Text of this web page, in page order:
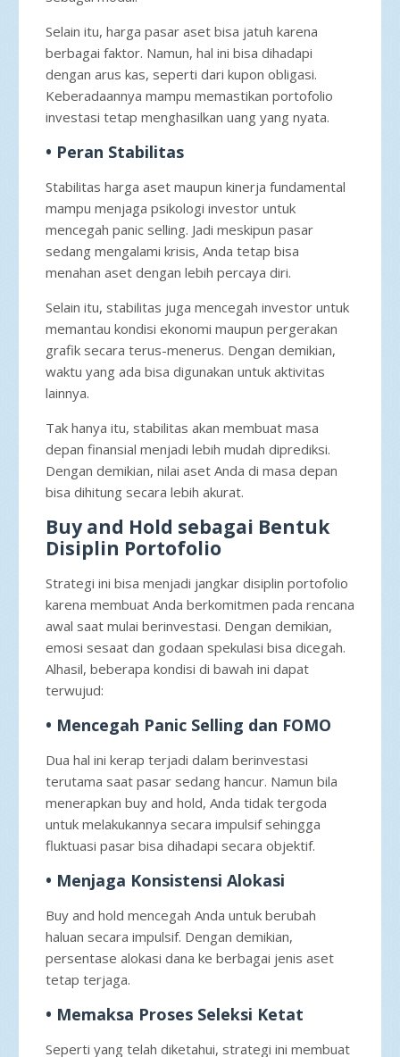
Selain itu, harga pasar aset bisa jatuh karena
berbagai faktor. Namun, hal ini bisa dihadapi
dengan arus kas, seperti dari kupon obligasi.
Keberadaannya mampu memastikan portofolio
investasi tetap menghasilkan uang yang nyata.
• Peran Stabilitas
Stabilitas harga aset maupun kinerja fundamental
mampu menjaga psikologi investor untuk
mencegah panic selling. Jadi meskipun pasar
sedang mengalami krisis, Anda tetap bisa
menahan aset dengan lebih percaya diri.
Selain itu, stabilitas juga mencegah investor untuk
memantau kondisi ekonomi maupun pergerakan
grafik secara terus-menerus. Dengan demikian,
waktu yang ada bisa digunakan untuk aktivitas
lainnya.
Tak hanya itu, stabilitas akan membuat masa
depan finansial menjadi lebih mudah diprediksi.
Dengan demikian, nilai aset Anda di masa depan
bisa dihitung secara lebih akurat.
Buy and Hold sebagai Bentuk
Disiplin Portofolio
Strategi ini bisa menjadi jangkar disiplin portofolio
karena membuat Anda berkomitmen pada rencana
awal saat mulai berinvestasi. Dengan demikian,
emosi sesaat dan godaan spekulasi bisa dicegah.
Alhasil, beberapa kondisi di bawah ini dapat
terwujud:
• Mencegah Panic Selling dan FOMO
Dua hal ini kerap terjadi dalam berinvestasi
terutama saat pasar sedang hancur. Namun bila
menerapkan buy and hold, Anda tidak tergoda
untuk melakukannya secara impulsif sehingga
fluktuasi pasar bisa dihadapi secara objektif.
• Menjaga Konsistensi Alokasi
Buy and hold mencegah Anda untuk berubah
haluan secara impulsif. Dengan demikian,
persentase alokasi dana ke berbagai jenis aset
tetap terjaga.
• Memaksa Proses Seleksi Ketat
Seperti yang telah diketahui, strategi ini membuat